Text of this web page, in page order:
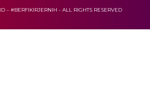
– #BERFIKIRJERNIH - ALL RIGHTS RESERVED